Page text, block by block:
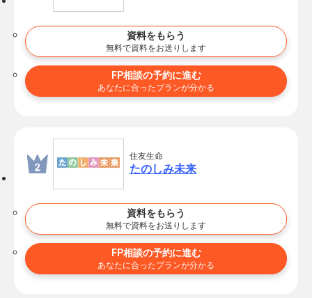
資料をもらう
無料で資料をお送りします
FP相談の予約に進む
あなたに合ったプランが分かる
住友生命
たのしみ未来
資料をもらう
無料で資料をお送りします
FP相談の予約に進む
あなたに合ったプランが分かる